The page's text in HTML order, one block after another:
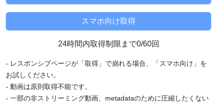
24時間内取得制限まで0/60回
- レスポンシブページが「取得」で崩れる場合、「スマホ向け」を
お試しください。
- 動画は原則取得不能です。
- 一部の非ストリーミング動画、metadataのために圧縮したくない